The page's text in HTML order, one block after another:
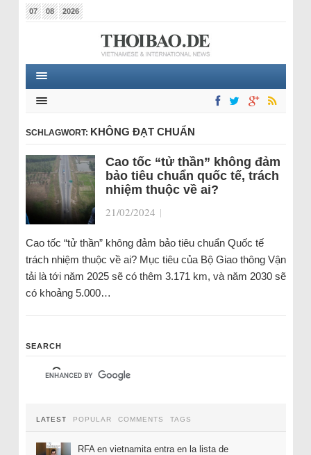
07 08 2026
SCHLAGWORT: KHÔNG ĐẠT CHUẨN
Cao tốc “tử thần” không đảm
bảo tiêu chuẩn quốc tế, trách
nhiệm thuộc về ai?
21/02/2024 |
Cao tốc “tử thần” không đảm bảo tiêu chuẩn Quốc tế
trách nhiệm thuộc về ai? Mục tiêu của Bộ Giao thông Vận
tải là tới năm 2025 sẽ có thêm 3.171 km, và năm 2030 sẽ
có khoảng 5.000…
SEARCH
LATEST POPULAR COMMENTS TAGS
RFA en vietnamita entra en la lista de